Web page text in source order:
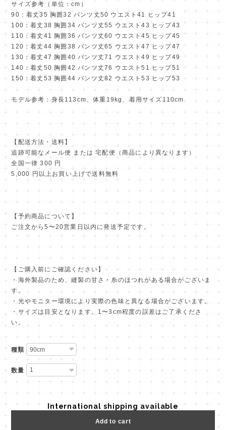
サイズ参考（単位：cm）
90：着丈35 胸囲32 パンツ丈50 ウエスト41 ヒップ41
100：着丈38 胸囲34 パンツ丈55 ウエスト43 ヒップ43
110：着丈41 胸囲36 パンツ丈60 ウエスト45 ヒップ45
120：着丈44 胸囲38 パンツ丈65 ウエスト47 ヒップ47
130：着丈47 胸囲40 パンツ丈71 ウエスト49 ヒップ49
140：着丈50 胸囲42 パンツ丈76 ウエスト51 ヒップ51
150：着丈53 胸囲44 パンツ丈82 ウエスト53 ヒップ53
モデル参考：身長113cm、体重19kg、着用サイズ110cm
【配送方法・送料】
追跡可能なメール便 または 宅配便（商品により異なります）
全国一律 300 円
5,000 円以上お買い上げで送料無料
【予約商品について】
ご注文から5〜20営業日以内に発送予定です。
【ご購入前にご確認ください】
・海外製品のため、縫製の甘さ・糸のほつれがある場合がございま
す。
・光やモニター環境により実際の色味と異なる場合がございます。
・サイズは目安となります。1〜3cm程度の誤差はご了承くださ
い。
種類
数量
International shipping available
Add to cart